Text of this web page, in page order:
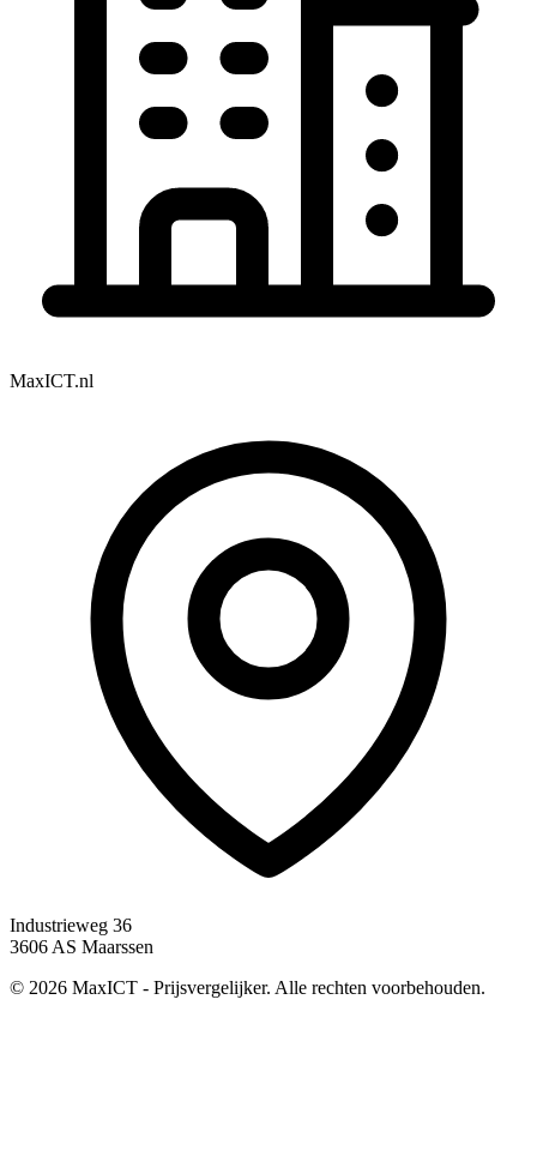
MaxICT.nl
Industrieweg 36
3606 AS Maarssen
© 2026 MaxICT - Prijsvergelijker. Alle rechten voorbehouden.